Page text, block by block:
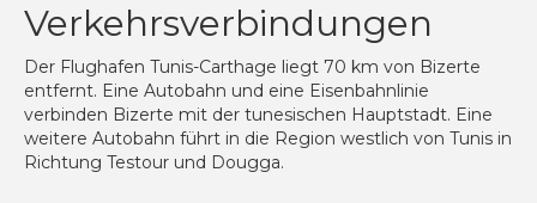
Verkehrsverbindungen
Der Flughafen Tunis-Carthage liegt 70 km von Bizerte
entfernt. Eine Autobahn und eine Eisenbahnlinie
verbinden Bizerte mit der tunesischen Hauptstadt. Eine
weitere Autobahn führt in die Region westlich von Tunis in
Richtung Testour und Dougga.